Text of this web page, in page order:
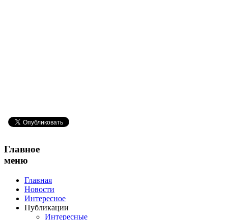
Главное
меню
Главная
Новости
Интересное
Публикации
Интересные